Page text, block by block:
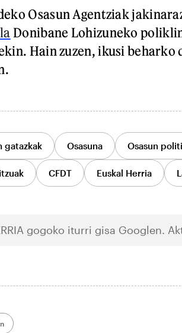
Osasun Agentziak
Donibane Lohizuneko
Hain zuzen, ikusi beharko
gatazkak Osasuna Osasun
CFDT Euskal Herria
gogoko iturri gisa Googlen.